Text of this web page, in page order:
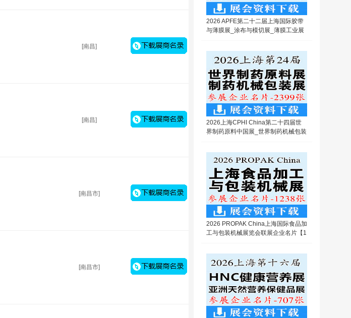
[南昌]
[南昌]
[南昌市]
[南昌市]
2026 APFE第二十二届上海国际胶带
与薄膜展_涂布与模切展_薄膜工业展
2026上海CPHI China第二十四届世
界制药原料中国展_世界制药机械包装
2026 PROPAK China上海国际食品加
工与包装机械展览会联展企业名片【1